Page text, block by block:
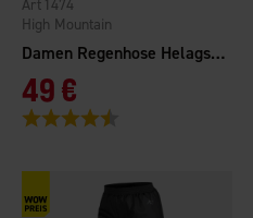
Damen Regenhose Helags WP
High Mountain
1474
49 €
Bewertung: